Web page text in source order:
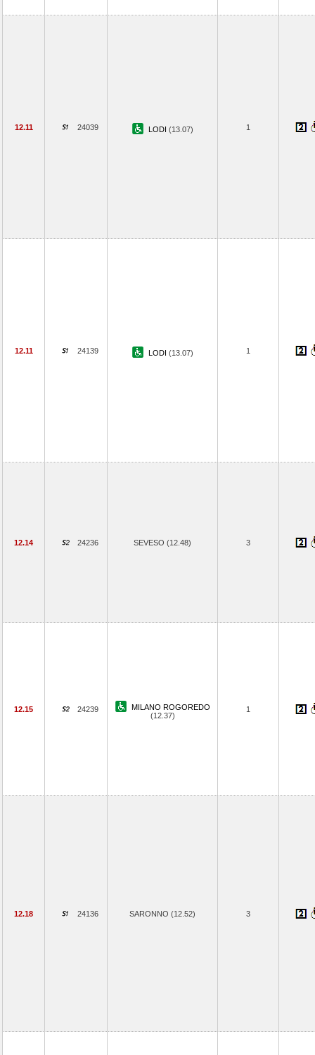
12.11 24039 LODI (13.07) 1
12.11 24139 LODI (13.07) 1
12.14 24236 SEVESO (12.48) 3
12.15 24239
MILANO ROGOREDO
(12.37)
1
12.18 24136 SARONNO (12.52) 3